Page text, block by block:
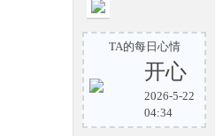
传 TA的每日心情
开心
2026-5-22
04:34